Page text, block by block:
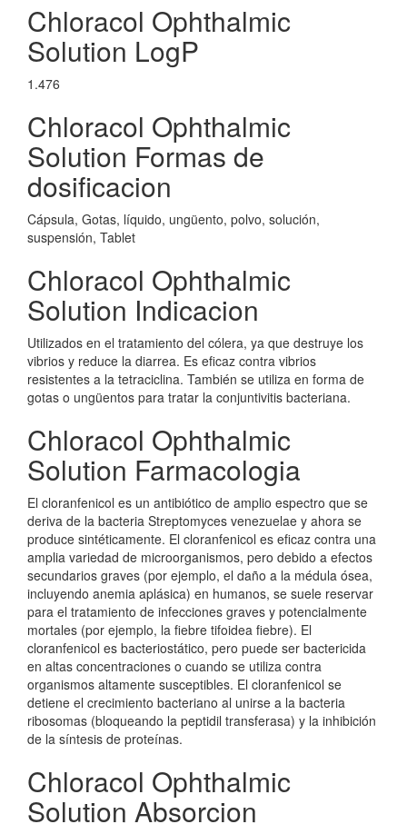
Chloracol Ophthalmic
Solution LogP
1.476
Chloracol Ophthalmic
Solution Formas de
dosificacion
Cápsula, Gotas, líquido, ungüento, polvo, solución,
suspensión, Tablet
Chloracol Ophthalmic
Solution Indicacion
Utilizados en el tratamiento del cólera, ya que destruye los
vibrios y reduce la diarrea. Es eficaz contra vibrios
resistentes a la tetraciclina. También se utiliza en forma de
gotas o ungüentos para tratar la conjuntivitis bacteriana.
Chloracol Ophthalmic
Solution Farmacologia
El cloranfenicol es un antibiótico de amplio espectro que se
deriva de la bacteria Streptomyces venezuelae y ahora se
produce sintéticamente. El cloranfenicol es eficaz contra una
amplia variedad de microorganismos, pero debido a efectos
secundarios graves (por ejemplo, el daño a la médula ósea,
incluyendo anemia aplásica) en humanos, se suele reservar
para el tratamiento de infecciones graves y potencialmente
mortales (por ejemplo, la fiebre tifoidea fiebre). El
cloranfenicol es bacteriostático, pero puede ser bactericida
en altas concentraciones o cuando se utiliza contra
organismos altamente susceptibles. El cloranfenicol se
detiene el crecimiento bacteriano al unirse a la bacteria
ribosomas (bloqueando la peptidil transferasa) y la inhibición
de la síntesis de proteínas.
Chloracol Ophthalmic
Solution Absorcion